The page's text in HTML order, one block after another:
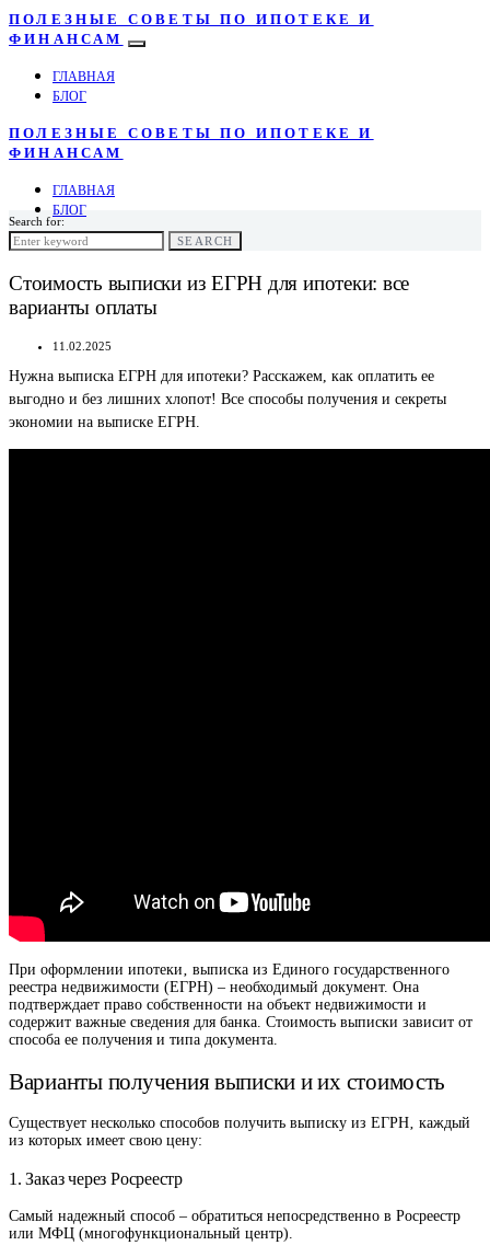
ПОЛЕЗНЫЕ СОВЕТЫ ПО ИПОТЕКЕ И
ФИНАНСАМ
ГЛАВНАЯ
БЛОГ
ПОЛЕЗНЫЕ СОВЕТЫ ПО ИПОТЕКЕ И
ФИНАНСАМ
ГЛАВНАЯ
БЛОГ
Search for:
SEARCH
Стоимость выписки из ЕГРН для ипотеки: все
варианты оплаты
11.02.2025
Нужна выписка ЕГРН для ипотеки? Расскажем, как оплатить ее
выгодно и без лишних хлопот! Все способы получения и секреты
экономии на выписке ЕГРН.
При оформлении ипотеки‚ выписка из Единого государственного
реестра недвижимости (ЕГРН) – необходимый документ. Она
подтверждает право собственности на объект недвижимости и
содержит важные сведения для банка. Стоимость выписки зависит от
способа ее получения и типа документа.
Варианты получения выписки и их стоимость
Существует несколько способов получить выписку из ЕГРН‚ каждый
из которых имеет свою цену:
1. Заказ через Росреестр
Самый надежный способ – обратиться непосредственно в Росреестр
или МФЦ (многофункциональный центр).